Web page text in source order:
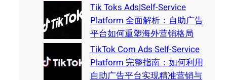
Tik Toks Ads|Self-Service
Platform 全面解析：自助广告
平台如何重塑海外营销格局
TikTok Com Ads Self-Service
Platform 完整指南：如何利用
自助广告平台实现精准营销与